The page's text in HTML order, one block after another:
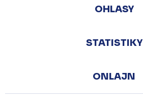
OHLASY
STATISTIKY
ONLAJN